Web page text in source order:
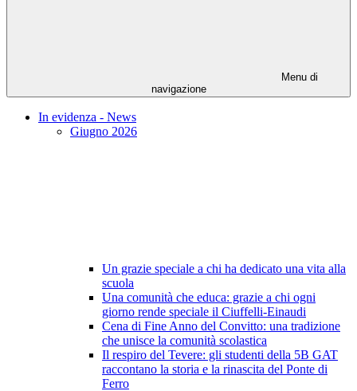
Menu di
navigazione
In evidenza - News
Giugno 2026
Un grazie speciale a chi ha dedicato una vita alla
scuola
Una comunità che educa: grazie a chi ogni
giorno rende speciale il Ciuffelli-Einaudi
Cena di Fine Anno del Convitto: una tradizione
che unisce la comunità scolastica
Il respiro del Tevere: gli studenti della 5B GAT
raccontano la storia e la rinascita del Ponte di
Ferro